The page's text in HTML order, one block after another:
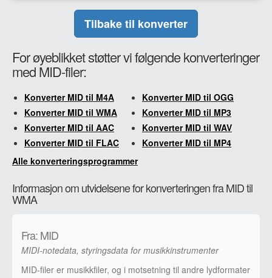
Tilbake til konverter
For øyeblikket støtter vi følgende konverteringer
med MID-filer:
Konverter MID til M4A
Konverter MID til OGG
Konverter MID til WMA
Konverter MID til MP3
Konverter MID til AAC
Konverter MID til WAV
Konverter MID til FLAC
Konverter MID til MP4
Alle konverteringsprogrammer
Informasjon om utvidelsene for konverteringen fra MID til
WMA
Fra: MID
MIDI-notedata, styringsdata for musikkinstrumenter
MID-filer er musikkfiler, og i motsetning til andre lydformater